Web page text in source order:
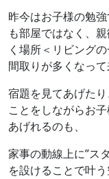
昨今はお子様の勉
も部屋ではなく、
く場所＜リビング
間取りが多くなって
宿題を見てあげた
ことをしながらお
あげれるのも、
家事の動線上に”ス
を設けることで叶